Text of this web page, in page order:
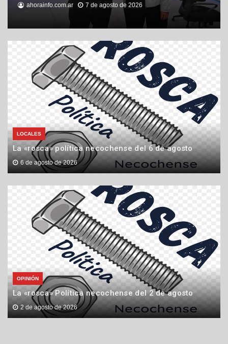
ahorainfo.com.ar 7 de agosto de 2026
ahorainfo.com.ar 5 de agosto de 2026
ahorainfo.com.ar 5 de agosto de 2026
LOCALES
La «rosca» política necochense del 6 de agosto
6 de agosto de 2026
OPINIÓN
La «rosca» Política necochense del 2 de agosto
2 de agosto de 2026